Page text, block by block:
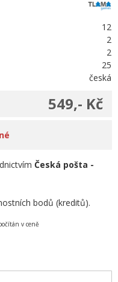
12
2
2
25
česká
549,- Kč
Česká pošta -
bodů (kreditů).
v ceně